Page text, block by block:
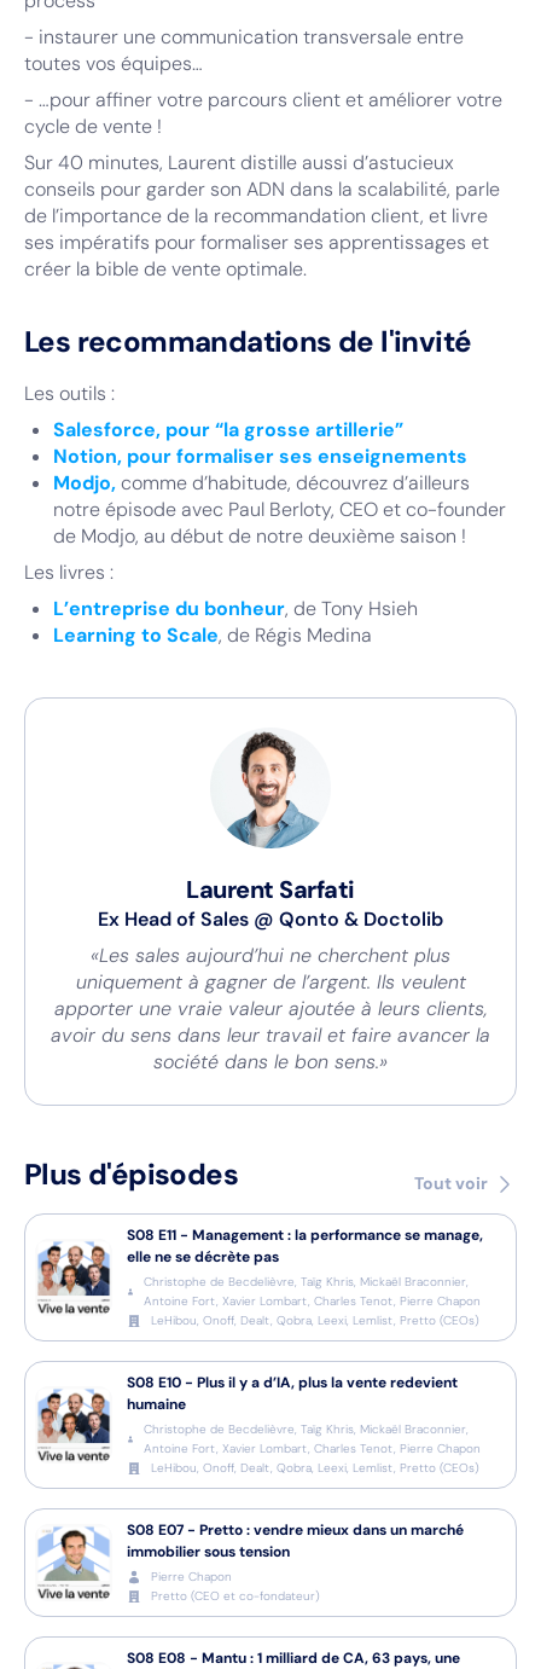
- instaurer une communication transversale entre
toutes vos équipes…
- …pour affiner votre parcours client et améliorer votre
cycle de vente !
Sur 40 minutes, Laurent distille aussi d’astucieux
conseils pour garder son ADN dans la scalabilité, parle
de l’importance de la recommandation client, et livre
ses impératifs pour formaliser ses apprentissages et
créer la bible de vente optimale.
Les recommandations de l'invité
Les outils :
Salesforce, pour “la grosse artillerie”
Notion, pour formaliser ses enseignements
Modjo,comme d’habitude, découvrez d’ailleurs
notre épisode avec Paul Berloty, CEO et co-founder
de Modjo, au début de notre deuxième saison !
Les livres :
L’entreprise du bonheur, de Tony Hsieh
Learning to Scale, de Régis Medina
Laurent Sarfati
Ex Head of Sales @ Qonto & Doctolib
«Les sales aujourd’hui ne cherchent plus
uniquement à gagner de l’argent. Ils veulent
apporter une vraie valeur ajoutée à leurs clients,
avoir du sens dans leur travail et faire avancer la
société dans le bon sens.»
Plus d'épisodes Tout voir
S08 E11 - Management : la performance se manage,
elle ne se décrète pas
Christophe de Becdelièvre, Taïg Khris, Mickaël Braconnier,
Antoine Fort, Xavier Lombart, Charles Tenot, Pierre Chapon
LeHibou, Onoff, Dealt, Qobra, Leexi, Lemlist, Pretto (CEOs)
S08 E10 - Plus il y a d’IA, plus la vente redevient
humaine
Christophe de Becdelièvre, Taïg Khris, Mickaël Braconnier,
Antoine Fort, Xavier Lombart, Charles Tenot, Pierre Chapon
LeHibou, Onoff, Dealt, Qobra, Leexi, Lemlist, Pretto (CEOs)
S08 E07 - Pretto : vendre mieux dans un marché
immobilier sous tension
Pierre Chapon
Pretto (CEO et co-fondateur)
S08 E08 - Mantu : 1 milliard de CA, 63 pays, une